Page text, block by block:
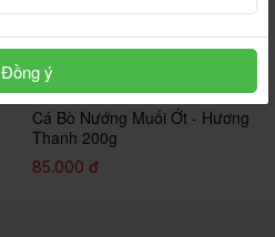
Cá Bò Nướng Muối Ớt - Hương
Thanh 200g
85.000 đ
Đồng ý